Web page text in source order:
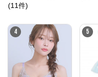
(11件)
4 5
大人女子ブランドを
インナップ。
レディースファッシ
豊かにするオリジナ